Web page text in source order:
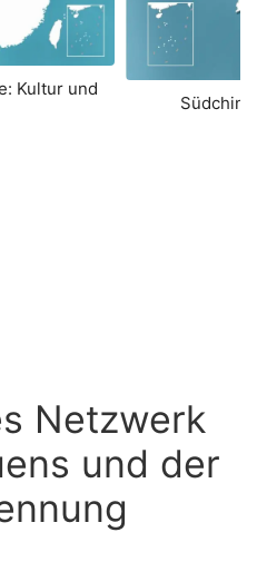
Kultur und
Netzwerk
und der